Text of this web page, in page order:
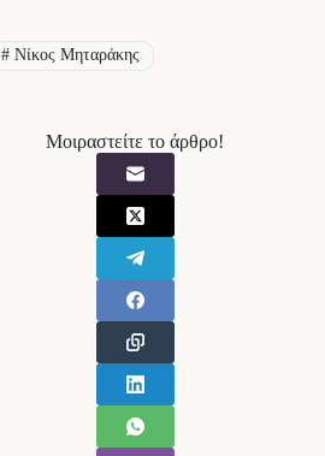
#Νίκος Μηταράκης
Μοιραστείτε το άρθρο!